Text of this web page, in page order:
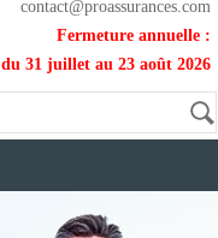
contact@proassurances.com
Fermeture annuelle :
du 31 juillet au 23 août 2026